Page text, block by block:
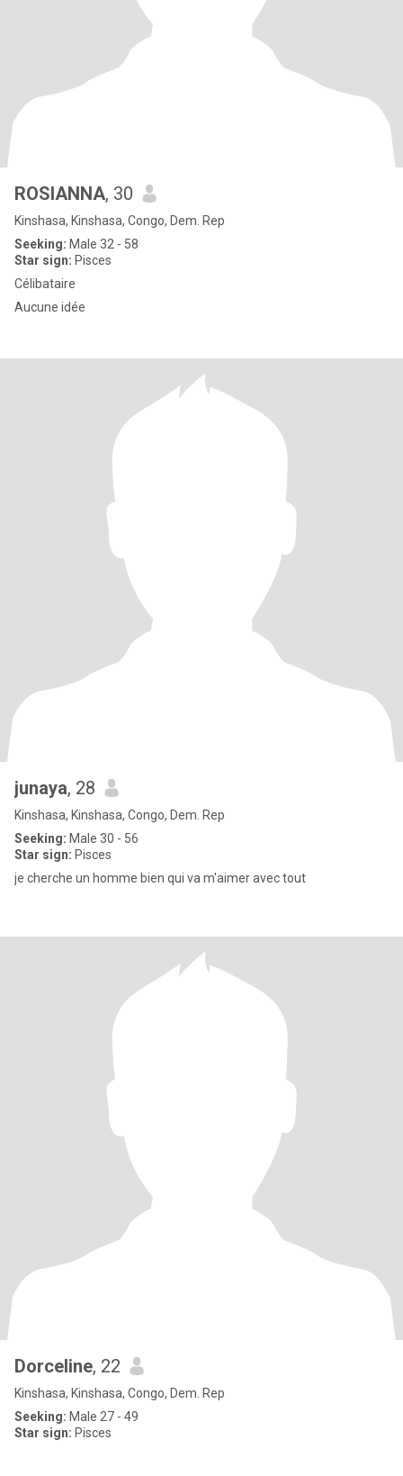
ROSIANNA, 30
Kinshasa, Kinshasa, Congo, Dem. Rep
Seeking: Male 32 - 58
Star sign: Pisces
Célibataire
Aucune idée
junaya, 28
Kinshasa, Kinshasa, Congo, Dem. Rep
Seeking: Male 30 - 56
Star sign: Pisces
je cherche un homme bien qui va m'aimer avec tout
Dorceline, 22
Kinshasa, Kinshasa, Congo, Dem. Rep
Seeking: Male 27 - 49
Star sign: Pisces